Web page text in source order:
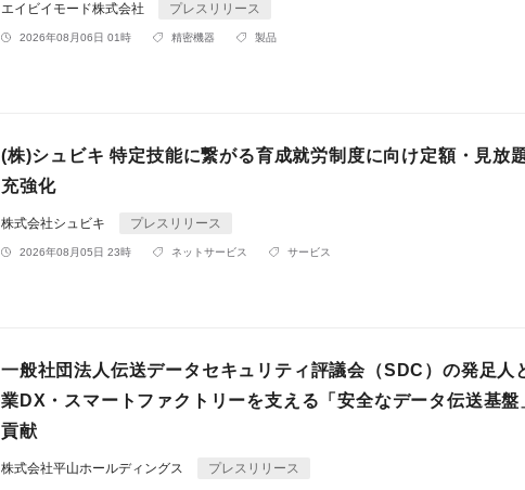
エイビイモード株式会社 プレスリリース
2026年08月06日 01時 精密機器 製品
(株)シュビキ 特定技能に繋がる育成就労制度に向け定額・見放
充強化
株式会社シュビキ プレスリリース
2026年08月05日 23時 ネットサービス サービス
一般社団法人伝送データセキュリティ評議会（SDC）の発足人
業DX・スマートファクトリーを支える「安全なデータ伝送基盤
貢献
株式会社平山ホールディングス プレスリリース